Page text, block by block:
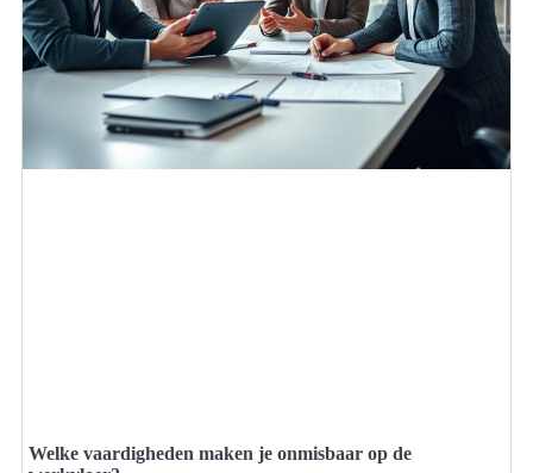
Welke vaardigheden maken je onmisbaar op de